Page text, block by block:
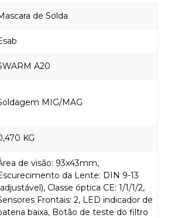
de Solda
A20
MIG/MAG
KG
de visão: 93x43mm,
da Lente: DIN 9-13
Classe óptica CE: 1/1/1/2,
Frontais: 2, LED indicador de
baixa, Botão de teste do filtro